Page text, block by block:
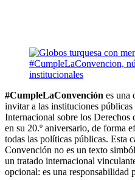
#CumpleLaConvención es una
invitar a las instituciones
Internacional sobre los Derechos
en su 20.º aniversario, de forma
todas las políticas públicas. Esta
Convención no es un texto
un tratado internacional
opcional: es una responsabilidad